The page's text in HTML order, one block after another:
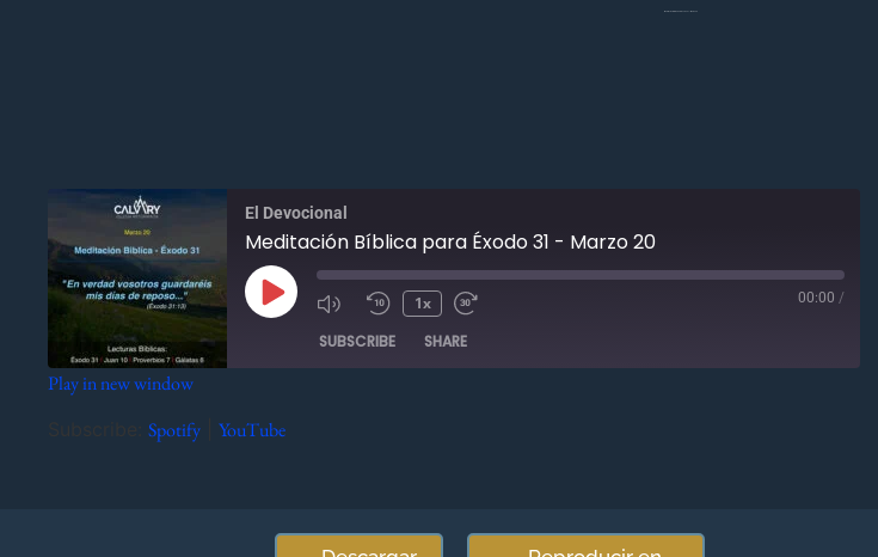
El Devocional
Meditación Bíblica para Éxodo 31 - Marzo 20
1x 00:00 /
SUBSCRIBE SHARE
Play in new window
Spotify YouTube